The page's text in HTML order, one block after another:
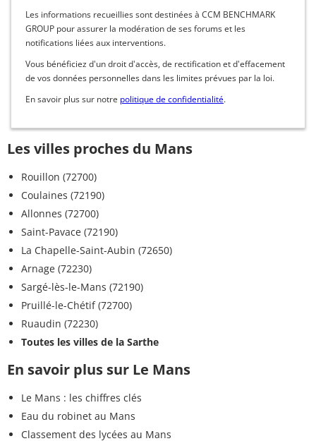
Les informations recueillies sont destinées à CCM BENCHMARK
GROUP pour assurer la modération de ses forums et les
notifications liées aux interventions.
Vous bénéficiez d'un droit d'accès, de rectification et d'effacement
de vos données personnelles dans les limites prévues par la loi.
En savoir plus sur notre politique de confidentialité.
Les villes proches du Mans
Rouillon (72700)
Coulaines (72190)
Allonnes (72700)
Saint-Pavace (72190)
La Chapelle-Saint-Aubin (72650)
Arnage (72230)
Sargé-lès-le-Mans (72190)
Pruillé-le-Chétif (72700)
Ruaudin (72230)
Toutes les villes de la Sarthe
En savoir plus sur Le Mans
Le Mans : les chiffres clés
Eau du robinet au Mans
Classement des lycées au Mans